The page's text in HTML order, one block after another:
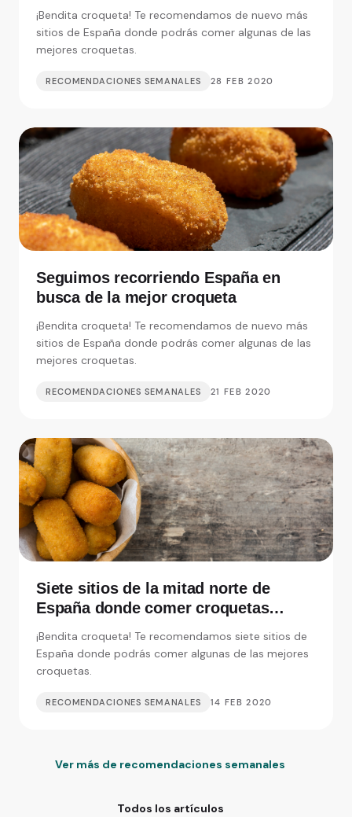
¡Bendita croqueta! Te recomendamos de nuevo más
sitios de España donde podrás comer algunas de las
mejores croquetas.
RECOMENDACIONES SEMANALES 28 FEB 2020
Seguimos recorriendo España en
busca de la mejor croqueta
¡Bendita croqueta! Te recomendamos de nuevo más
sitios de España donde podrás comer algunas de las
mejores croquetas.
RECOMENDACIONES SEMANALES 21 FEB 2020
Siete sitios de la mitad norte de
España donde comer croquetas
¡Bendita croqueta! Te recomendamos siete sitios de
España donde podrás comer algunas de las mejores
croquetas.
RECOMENDACIONES SEMANALES 14 FEB 2020
Ver más de recomendaciones semanales
Todos los artículos